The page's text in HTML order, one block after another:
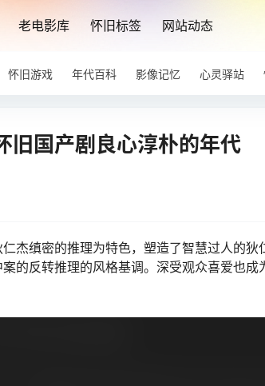
老电影库 怀旧标签 网站动态
怀旧游戏 年代百科 影像记忆 心灵驿站
旧国产剧良心淳朴的年代
杰缜密的推理为特色，塑造了智慧过人的狄
的反转推理的风格基调。深受观众喜爱也成